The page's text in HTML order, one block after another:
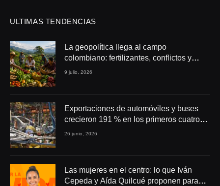
ULTIMAS TENDENCIAS
La geopolítica llega al campo
colombiano: fertilizantes, conflictos y
seguridad alimentaria
9 julio, 2026
Exportaciones de automóviles y buses
crecieron 191 % en los primeros cuatro
meses de 2026
26 junio, 2026
Las mujeres en el centro: lo que Iván
Cepeda y Aída Quilcué proponen para